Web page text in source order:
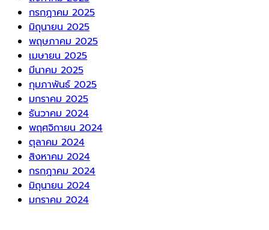
กรกฎาคม 2025
มิถุนายน 2025
พฤษภาคม 2025
เมษายน 2025
มีนาคม 2025
กุมภาพันธ์ 2025
มกราคม 2025
ธันวาคม 2024
พฤศจิกายน 2024
ตุลาคม 2024
สิงหาคม 2024
กรกฎาคม 2024
มิถุนายน 2024
มกราคม 2024